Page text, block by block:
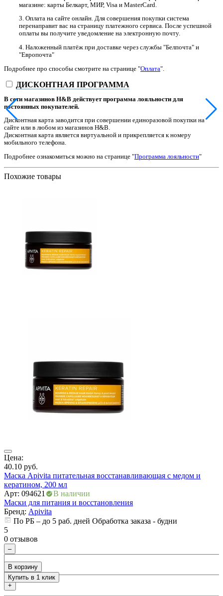
магазине: карты Белкарт, МИР, Visa и MasterCard.
3. Оплата на сайте онлайн. Для совершения покупки система
перенаправит вас на страницу платежного сервиса. После успешной
оплаты вы получите уведомление на электронную почту.
4. Наложенный платёж при доставке через службы "Белпочта" и
"Европочта"
Подробнее про способы смотрите на странице "Оплата".
ДИСКОНТНАЯ ПРОГРАММА
В сети магазинов H&B действует программа лояльности для
постоянных покупателей.
Дисконтная карта заводится при совершении единоразовой покупки на
сайте или в любом из магазинов H&B.
Дисконтная карта является виртуальной и прикрепляется к номеру
мобильного телефона.
Подробнее ознакомиться можно на странице "Программа лояльности"
Похожие товары
Цена:
40.10 руб.
Маска Apivita питательная восстанавливающая с медом и
кератином, 200 мл
Арт: 094621
В наличии
Маски для питания и восстановления
Бренд: Apivita
По РБ – до 5 раб. дней Обработка заказа - будни
5
0 отзывов
–
+
В корзину
Купить в 1 клик